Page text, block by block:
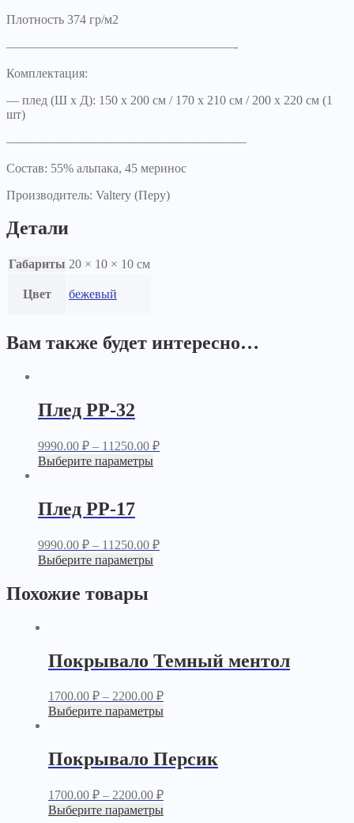
Плотность 374 гр/м2
——————————————————-
Комплектация:
— плед (Ш х Д): 150 х 200 см / 170 х 210 см / 200 х 220 см (1
шт)
———————————————————
Состав: 55% альпака, 45 меринос
Производитель: Valtery (Перу)
Детали
Габариты 20 × 10 × 10 см
Цвет бежевый
Вам также будет интересно…
Плед PP-32
9990.00 ₽ – 11250.00 ₽
Выберите параметры
Плед PP-17
9990.00 ₽ – 11250.00 ₽
Выберите параметры
Похожие товары
Покрывало Темный ментол
1700.00 ₽– 2200.00 ₽
Выберите параметры
Покрывало Персик
1700.00 ₽– 2200.00 ₽
Выберите параметры